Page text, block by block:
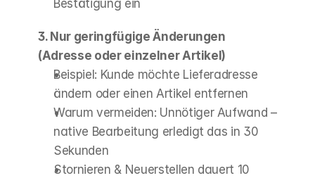
Bestätigung ein
3. Nur geringfügige Änderungen
(Adresse oder einzelner Artikel)
Beispiel: Kunde möchte Lieferadresse
ändern oder einen Artikel entfernen
Warum vermeiden: Unnötiger Aufwand –
native Bearbeitung erledigt das in 30
Sekunden
Stornieren & Neuerstellen dauert 10